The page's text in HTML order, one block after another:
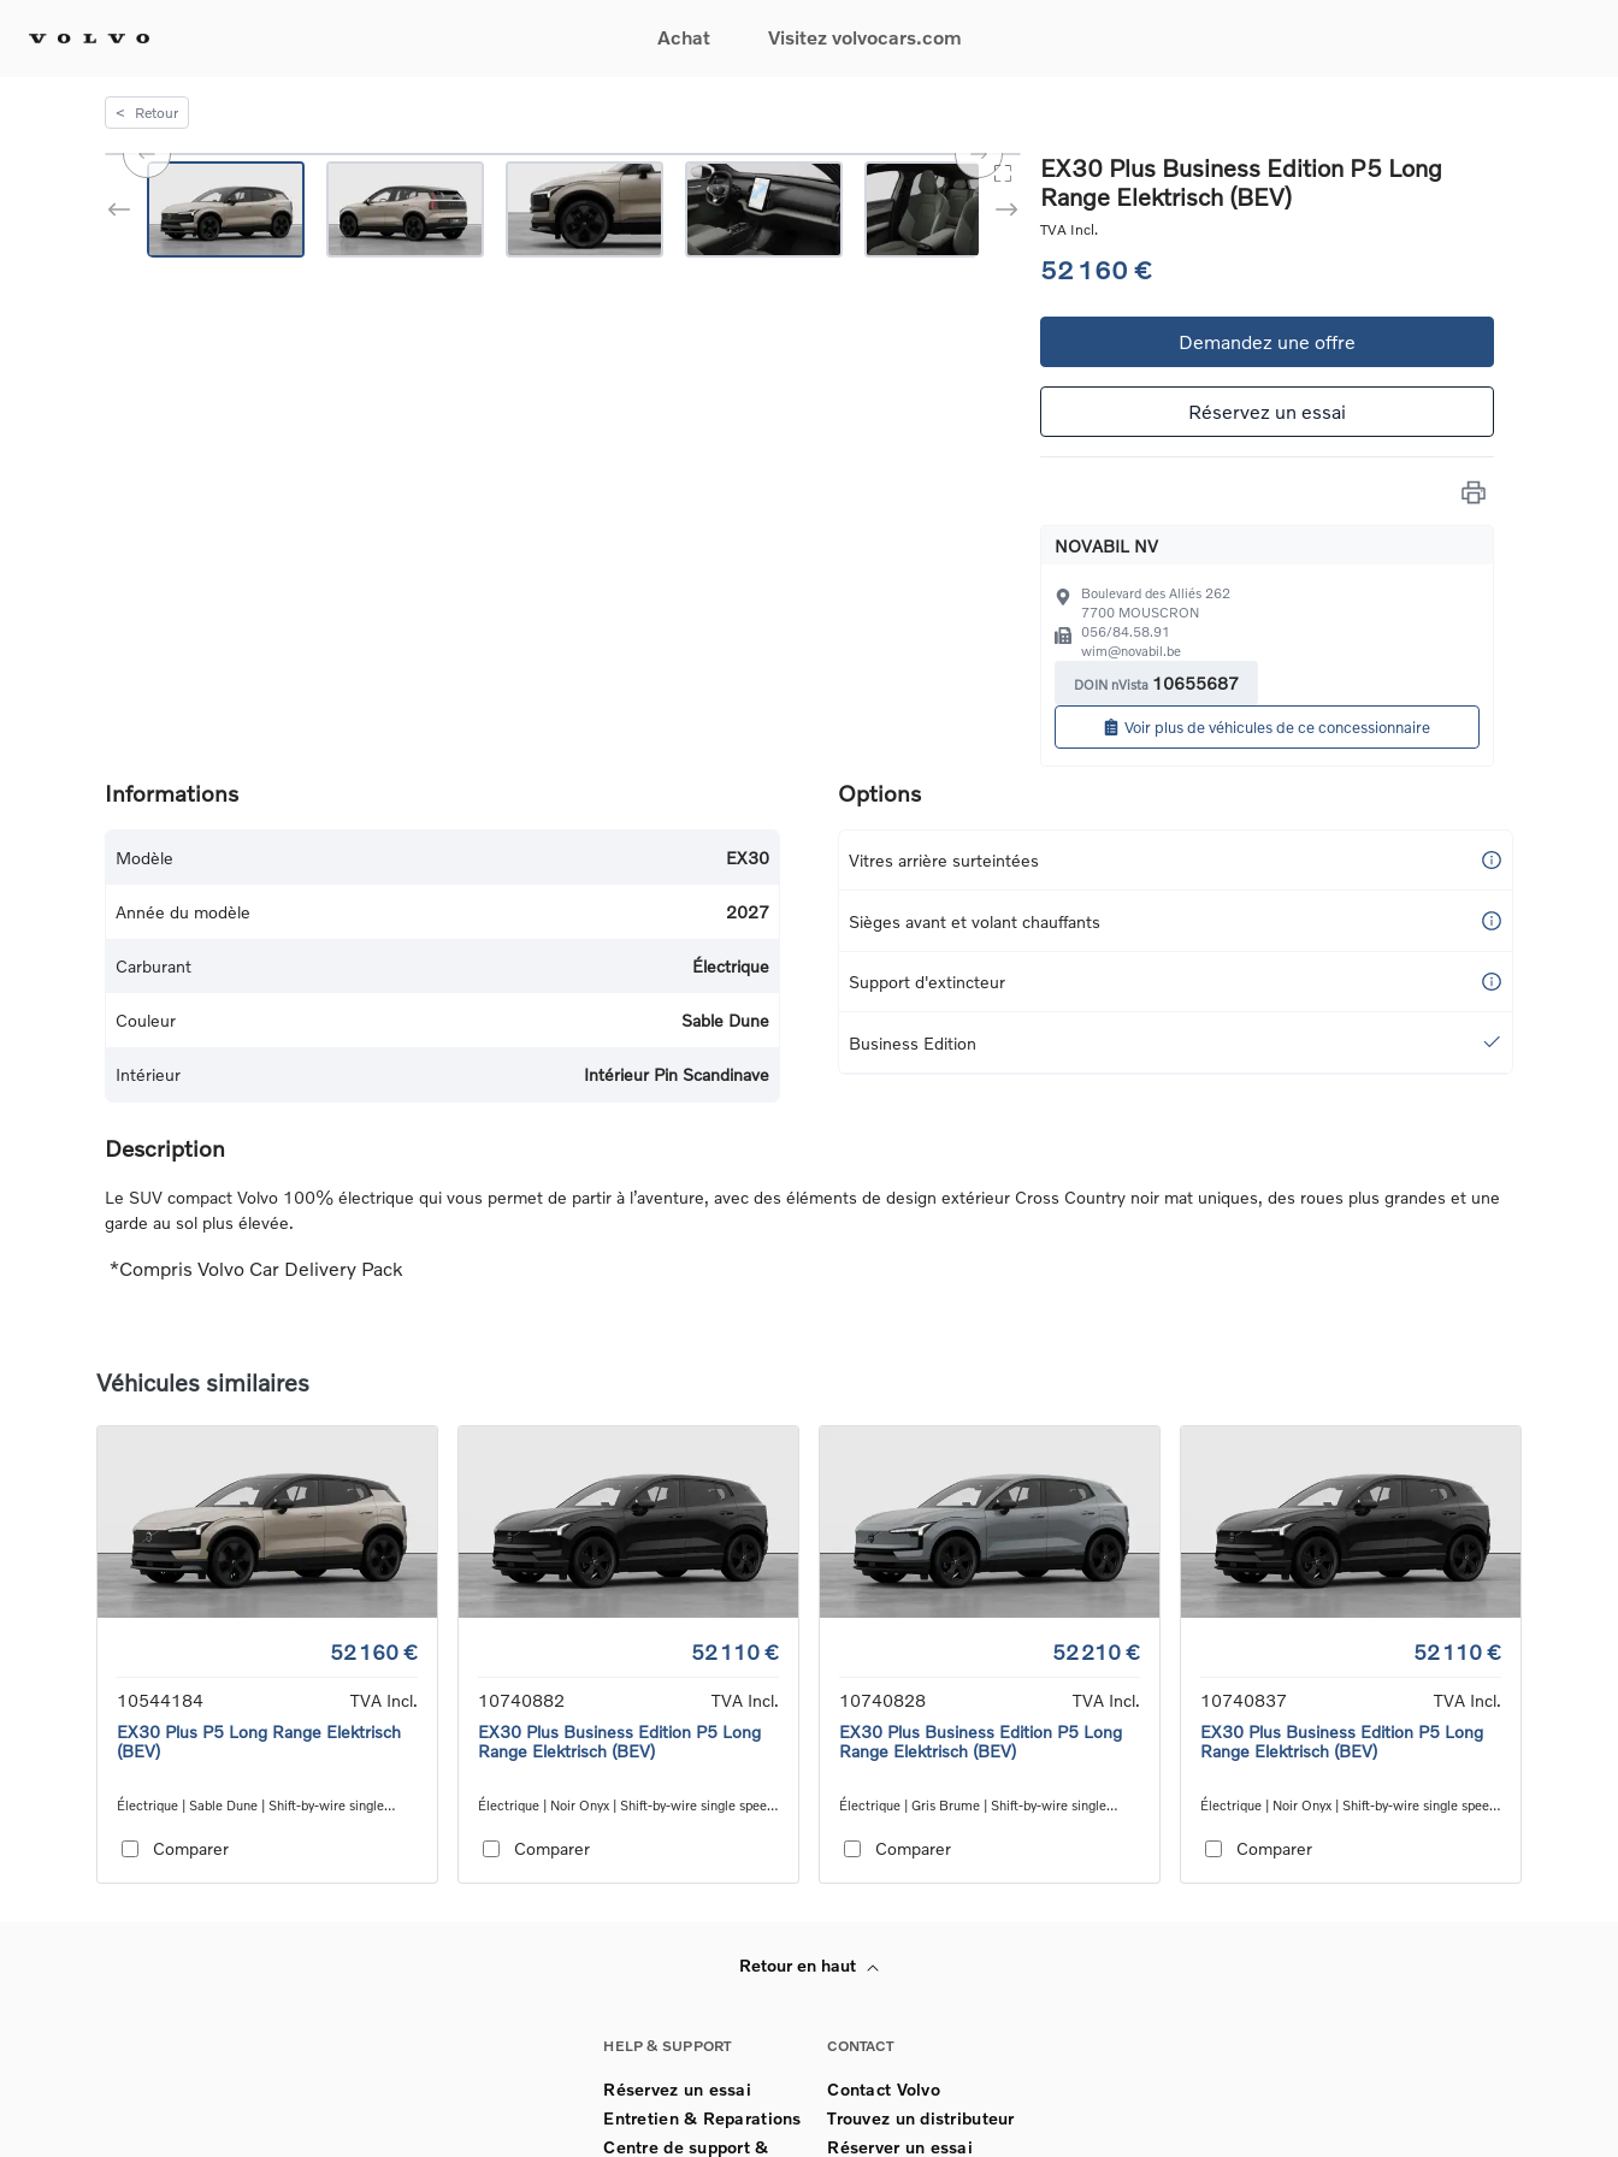
Achat
EX30
EX40
EC40
Voitures électriques
Voitures hybrides
rechargeables
Visitez volvocars.com
Configurez votre voiture
Offres du moment
Voitures d'occasion
Financement
Assurances
Réservez un essai
Entretien & Réparations
Reprise de votre voiture
Service de dépannage
Trouver un distributeur
< Retour
EX30 Plus Business Edition P5 Long
Range Elektrisch (BEV)
TVA Incl.
52 160 €
Demandez une offre
Réservez un essai
NOVABIL NV
Boulevard des Alliés 262
7700 MOUSCRON
056/84.58.91
wim@novabil.be
DOIN nVista 10655687
Voir plus de véhicules de ce concessionnaire
Informations
Modèle EX30
Année du modèle 2027
Carburant Électrique
Couleur Sable Dune
Intérieur Intérieur Pin Scandinave
Options
Vitres arrière surteintées
Sièges avant et volant chauffants
Support d'extincteur
Business Edition
Description
Le SUV compact Volvo 100% électrique qui vous permet de partir à l’aventure, avec des éléments de design extérieur Cross Country noir mat uniques, des roues plus grandes et une
garde au sol plus élevée.
*Compris Volvo Car Delivery Pack
Véhicules similaires
52 160 €
10544184
TVA Incl.
EX30 Plus P5 Long Range Elektrisch
(BEV)
Électrique | Sable Dune | Shift-by-wire single
Comparer
52 110 €
10740882
TVA Incl.
EX30 Plus Business Edition P5 Long
Range Elektrisch (BEV)
Électrique | Noir Onyx | Shift-by-wire single speed
Comparer
52 210 €
10740828
TVA Incl.
EX30 Plus Business Edition P5 Long
Range Elektrisch (BEV)
Électrique | Gris Brume | Shift-by-wire single
Comparer
52 110 €
10740837
TVA Incl.
EX30 Plus Business Edition P5 Long
Range Elektrisch (BEV)
Électrique | Noir Onyx | Shift-by-wire single speed
Comparer
Retour en haut
HELP & SUPPORT
Réservez un essai
Entretien & Reparations
Centre de support &
CONTACT
Contact Volvo
Trouvez un distributeur
Réserver un essai